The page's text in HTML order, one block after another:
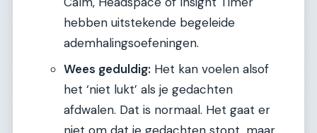
hebben uitstekende begeleide
ademhalingsoefeningen.
Wees geduldig: Het kan voelen alsof
het ‘niet lukt’ als je gedachten
afdwalen. Dat is normaal. Het gaat er
niet om dat je gedachten stopt, maar